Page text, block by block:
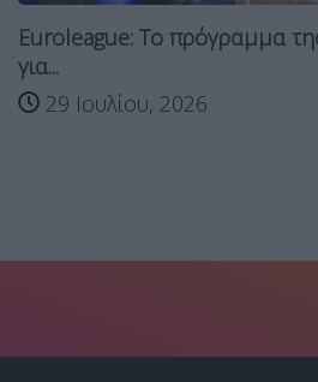
Euroleague: Tο πρόγραμμα
για...
29 Ιουλίου, 2026